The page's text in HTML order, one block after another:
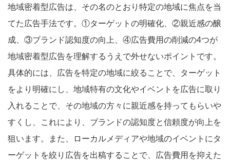
地域密着型広告は、その名のとおり特定の地域に焦点を当
てた広告手法です。①ターゲットの明確化、②親近感の醸
成、③ブランド認知度の向上、④広告費用の削減の4つが
地域密着型広告を理解するうえで外せないポイントです。
具体的には、広告を特定の地域に絞ることで、ターゲット
をより明確にし、地域特有の文化やイベントを広告に取り
入れることで、その地域の方々に親近感を持ってもらいや
すくし、これにより、ブランドの認知度と信頼度が向上を
狙います。また、ローカルメディアや地域のイベントにタ
ーゲットを絞り広告を出稿することで、広告費用を抑えた